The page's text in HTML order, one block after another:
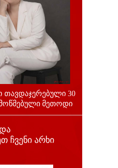
30
მეთოდი
ჩვენი არხი